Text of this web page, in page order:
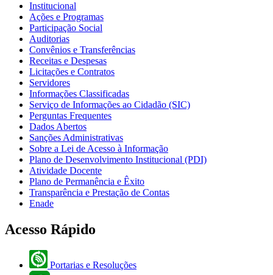
Institucional
Ações e Programas
Participação Social
Auditorias
Convênios e Transferências
Receitas e Despesas
Licitações e Contratos
Servidores
Informações Classificadas
Serviço de Informações ao Cidadão (SIC)
Perguntas Frequentes
Dados Abertos
Sanções Administrativas
Sobre a Lei de Acesso à Informação
Plano de Desenvolvimento Institucional (PDI)
Atividade Docente
Plano de Permanência e Êxito
Transparência e Prestação de Contas
Enade
Acesso Rápido
Portarias e Resoluções